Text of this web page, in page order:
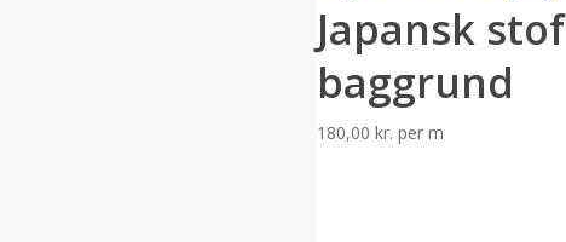
Japansk
baggrund
180,00 kr. per m